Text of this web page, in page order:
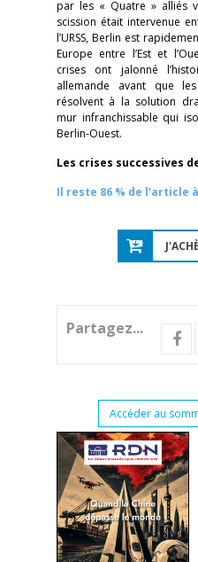
par les « Quatre » alliés
scission était intervenue
l’URSS, Berlin est
Europe entre l’Est et
crises ont jalonné
allemande avant que
résolvent à la solution
mur infranchissable qui
Berlin-Ouest.
Les crises successives
Il reste 86 % de l'article
Partagez...
Accéder au